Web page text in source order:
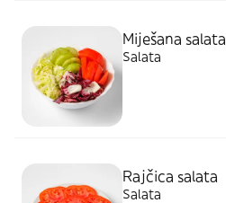
Miješana salata
Salata
Rajčica salata
Salata